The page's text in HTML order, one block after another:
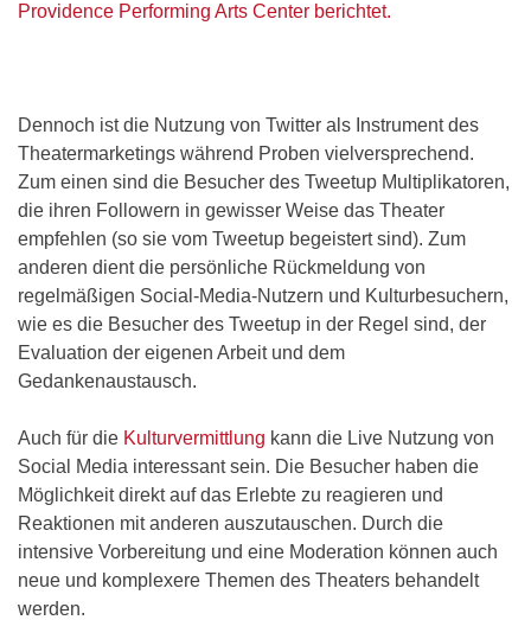
Providence Performing Arts Center berichtet.
Dennoch ist die Nutzung von Twitter als Instrument des
Theatermarketings während Proben vielversprechend.
Zum einen sind die Besucher des Tweetup Multiplikatoren,
die ihren Followern in gewisser Weise das Theater
empfehlen (so sie vom Tweetup begeistert sind). Zum
anderen dient die persönliche Rückmeldung von
regelmäßigen Social-Media-Nutzern und Kulturbesuchern,
wie es die Besucher des Tweetup in der Regel sind, der
Evaluation der eigenen Arbeit und dem
Gedankenaustausch.
Auch für die Kulturvermittlung kann die Live Nutzung von
Social Media interessant sein. Die Besucher haben die
Möglichkeit direkt auf das Erlebte zu reagieren und
Reaktionen mit anderen auszutauschen. Durch die
intensive Vorbereitung und eine Moderation können auch
neue und komplexere Themen des Theaters behandelt
werden.